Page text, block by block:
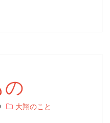
大翔のこと